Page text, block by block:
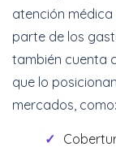
atención
parte de los
también cuenta
que lo
mercados, como: